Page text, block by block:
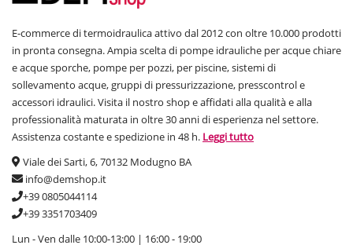
E-commerce di termoidraulica attivo dal 2012 con oltre 10.000 prodotti
in pronta consegna. Ampia scelta di pompe idrauliche per acque chiare
e acque sporche, pompe per pozzi, per piscine, sistemi di
sollevamento acque, gruppi di pressurizzazione, presscontrol e
accessori idraulici. Visita il nostro shop e affidati alla qualità e alla
professionalità maturata in oltre 30 anni di esperienza nel settore.
Assistenza costante e spedizione in 48 h. Leggi tutto
Viale dei Sarti, 6, 70132 Modugno BA
info@demshop.it
+39 0805044114
+39 3351703409
Lun - Ven dalle 10:00-13:00 | 16:00 - 19:00